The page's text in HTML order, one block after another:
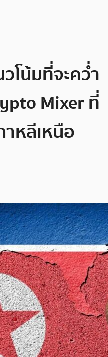
โน้มที่จะคว่ำ
Mixer ที่
หลีเหนือ